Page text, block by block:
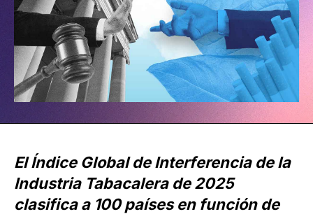
El Índice Global de Interferencia de la
Industria Tabacalera de 2025
clasifica a 100 países en función de